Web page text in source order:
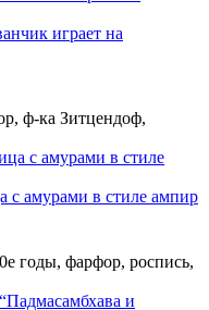
играет на
ф-ка Зитцендоф,
с амурами в стиле ампир
годы, фарфор, роспись,